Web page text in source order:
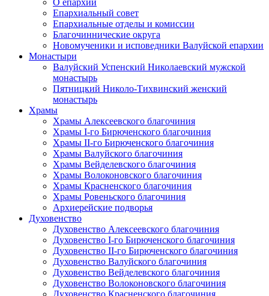
Епархиальный совет
Епархиальные отделы и комиссии
Благочиннические округа
Новомученики и исповедники Валуйской епархии
Монастыри
Валуйский Успенский Николаевский мужской
монастырь
Пятницкий Николо-Тихвинский женский
монастырь
Храмы
Храмы Алексеевского благочиния
Храмы I-го Бирюченского благочиния
Храмы II-го Бирюченского благочиния
Храмы Валуйского благочиния
Храмы Вейделевского благочиния
Храмы Волоконовского благочиния
Храмы Красненского благочиния
Храмы Ровеньского благочиния
Архиерейские подворья
Духовенство
Духовенство Алексеевского благочиния
Духовенство I-го Бирюченского благочиния
Духовенство II-го Бирюченского благочиния
Духовенство Валуйского благочиния
Духовенство Вейделевского благочиния
Духовенство Волоконовского благочиния
Духовенство Красненского благочиния